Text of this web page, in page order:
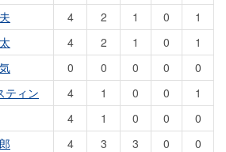
4 2 1 0
1
4 2 1 0
1
0 0 0 0
0
ティン 4 1 0 0
1
4 1 0 0
0
4 3 3 0
0